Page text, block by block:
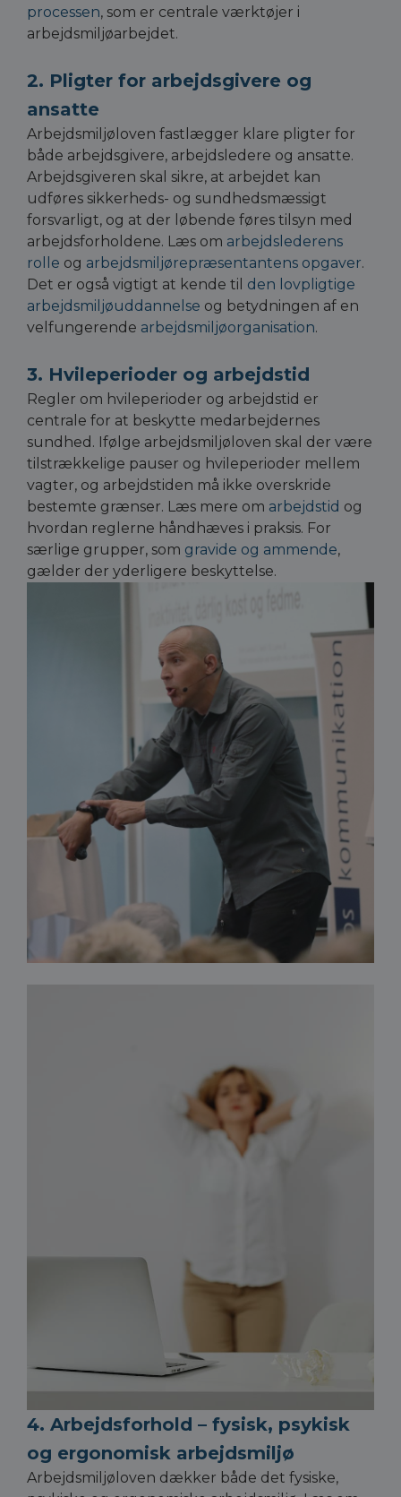
processen, som er centrale værktøjer i
arbejdsmiljøarbejdet.
2. Pligter for arbejdsgivere og
ansatte
Arbejdsmiljøloven fastlægger klare pligter for
både arbejdsgivere, arbejdsledere og ansatte.
Arbejdsgiveren skal sikre, at arbejdet kan
udføres sikkerheds- og sundhedsmæssigt
forsvarligt, og at der løbende føres tilsyn med
arbejdsforholdene. Læs om arbejdslederens
rolle og arbejdsmiljørepræsentantens opgaver.
Det er også vigtigt at kende til den lovpligtige
arbejdsmiljøuddannelse og betydningen af en
velfungerende arbejdsmiljøorganisation.
3. Hvileperioder og arbejdstid
Regler om hvileperioder og arbejdstid er
centrale for at beskytte medarbejdernes
sundhed. Ifølge arbejdsmiljøloven skal der være
tilstrækkelige pauser og hvileperioder mellem
vagter, og arbejdstiden må ikke overskride
bestemte grænser. Læs mere om arbejdstid og
hvordan reglerne håndhæves i praksis. For
særlige grupper, som gravide og ammende,
gælder der yderligere beskyttelse.
4. Arbejdsforhold – fysisk, psykisk
og ergonomisk arbejdsmiljø
Arbejdsmiljøloven dækker både det fysiske,